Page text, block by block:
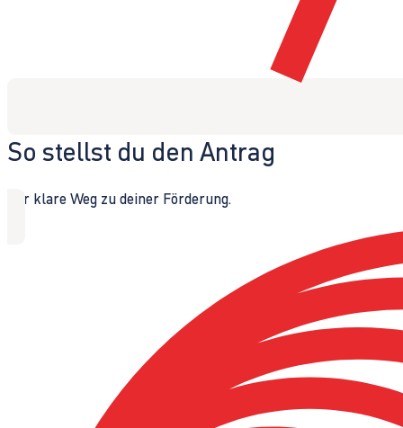
So stellst du den Antrag
Der klare Weg zu deiner Förderung.